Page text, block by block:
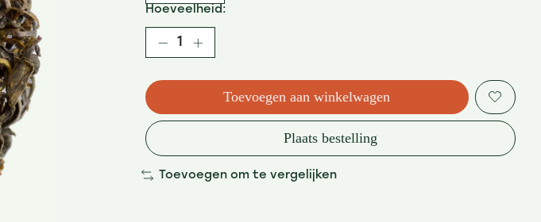
Hoeveelheid:
Toevoegen aan winkelwagen
Plaats bestelling
Toevoegen om te vergelijken